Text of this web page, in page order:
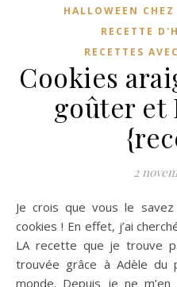
HALLOWEEN
RECETTE
RECETTES
Cookies
goûter et
2
Je crois que vous le savez déjà mais… on adooore les
cookies ! En effet, j’ai
LA recette que je trouve
trouvée grâce à Adèle du
monde. Depuis je ne